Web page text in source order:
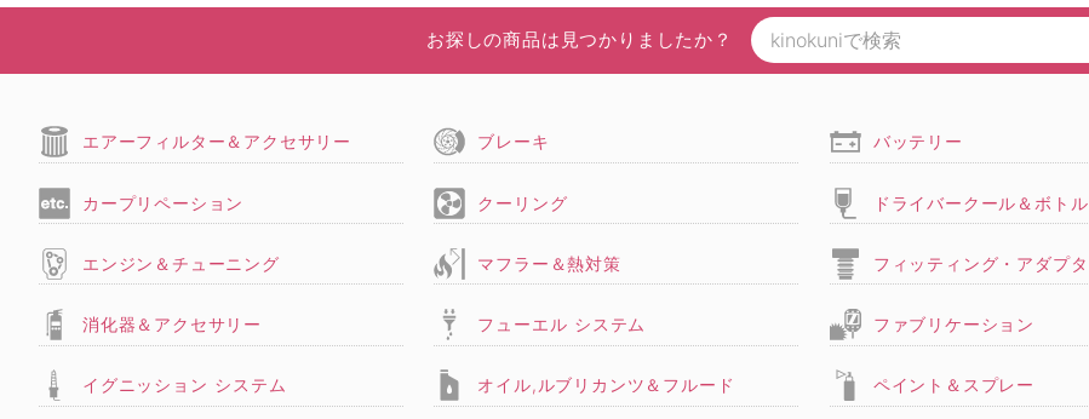
お探しの商品は見つかりましたか？
エアーフィルター＆アクセサリー ブレーキ バッテリー
カープリペーション クーリング ドライバークール＆ボトル
エンジン＆チューニング マフラー＆熱対策 フィッティング・アダプタ
消化器＆アクセサリー フューエル システム ファブリケーション
イグニッション システム オイル,ルブリカンツ＆フルード ペイント＆スプレー